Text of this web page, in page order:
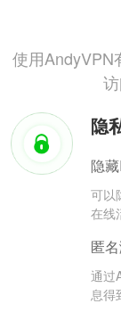
使用AndyVPN
隐
隐
可以
在线
匿
通过
息得